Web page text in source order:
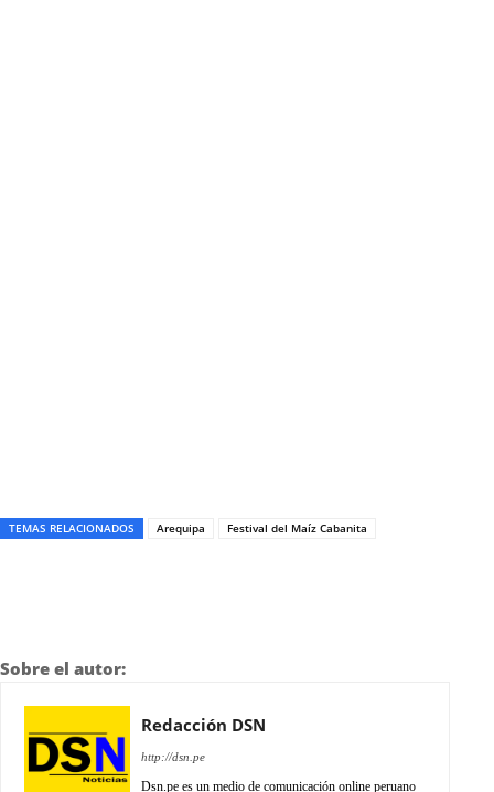
TEMAS RELACIONADOS Arequipa Festival del Maíz Cabanita
Sobre el autor:
Redacción DSN
http://dsn.pe
Dsn.pe es un medio de comunicación online peruano